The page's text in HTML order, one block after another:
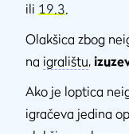
ili 19.3.
Olakšica zbog
na igralištu,
Ako je loptica
igračeva jedina